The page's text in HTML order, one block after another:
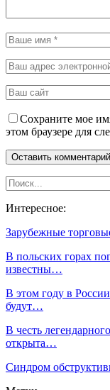
Сохраните мое
этом браузере для
Интересное:
Зарубежные
В польских горах
известны…
В этом году в
будут…
В честь
открыта…
Синдром